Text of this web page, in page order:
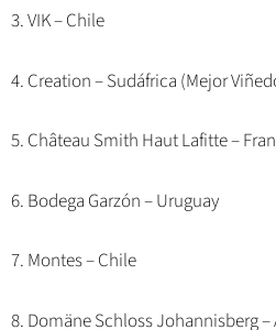
3. VIK – Chile
4. Creation – Sudáfrica (Mejor
5. Château Smith Haut Lafitte –
6. Bodega Garzón – Uruguay
7. Montes – Chile
8. Domäne Schloss Johannisberg